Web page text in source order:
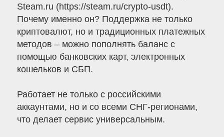
Steam.ru (https://steam.ru/crypto-usdt).
Почему именно он? Поддержка не только
криптовалют, но и традиционных платежных
методов – можно пополнять баланс с
помощью банковских карт, электронных
кошельков и СБП.
Работает не только с российскими
аккаунтами, но и со всеми СНГ-регионами,
что делает сервис универсальным.